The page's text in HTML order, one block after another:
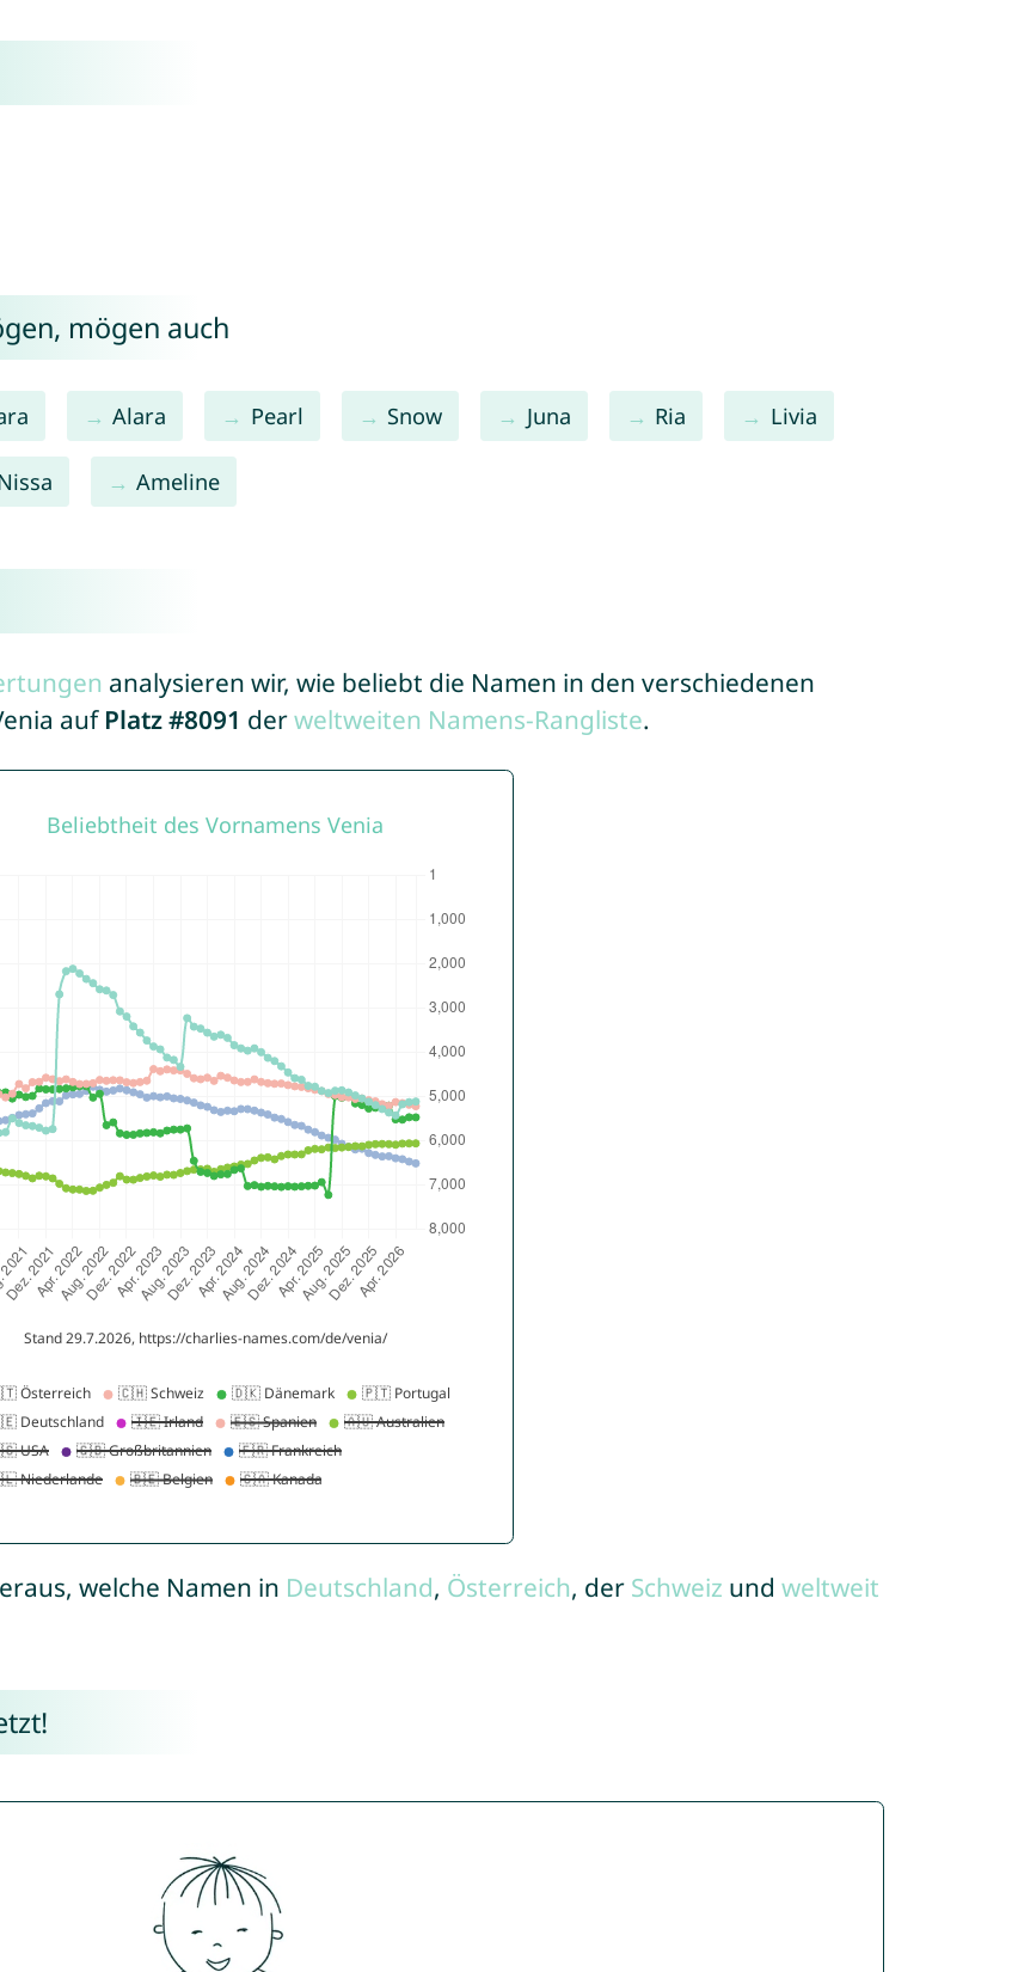
mögen auch
Alara Pearl Snow Juna Ria Livia
Ameline
analysieren wir, wie beliebt die Namen in den verschiedenen
auf Platz #8091 derweltweiten Namens-Rangliste.
welche Namen in Deutschland, Österreich, der Schweiz und weltweit